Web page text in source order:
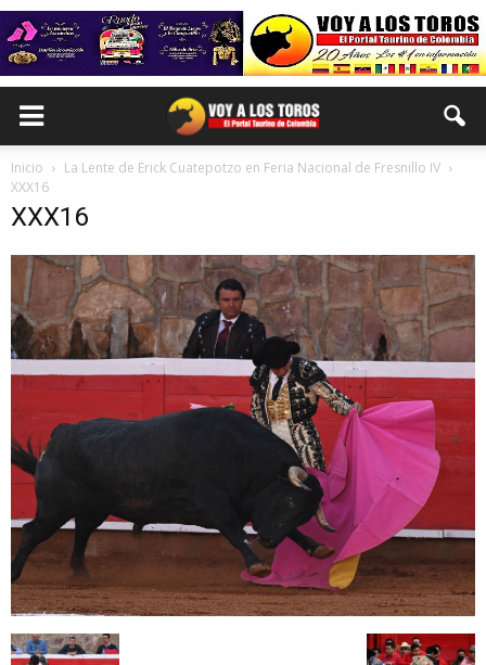
Inicio
La Lente de Erick Cuatepotzo en Feria Nacional de Fresnillo IV
XXX16
XXX16